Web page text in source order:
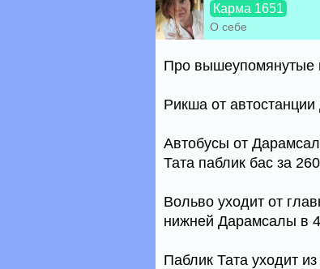
Карма 1651
О себе
Про вышеупомянутые
Рикша от
Автобусы от
Тата паблик бас за
Вольво уходит от
нижней Дарамсалы в
Паблик Тата уходит